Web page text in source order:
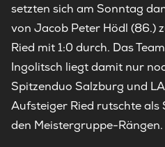
setzten sich am Sonntag
von Jacob Peter Hödl (86.)
Ried mit 1:0 durch. Das
Ingolitsch liegt damit nur
Spitzenduo Salzburg und
Aufsteiger Ried rutschte als
den Meistergruppe-Rängen.